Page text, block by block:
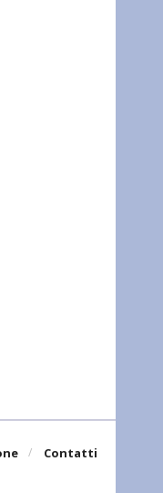
Contatti